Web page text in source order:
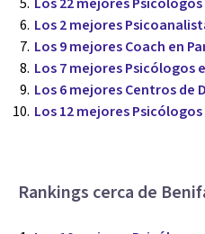
Los 2 mejores
Los 9 mejores Coach en
Los 7 mejores Psicólogos
Los 6 mejores Centros de
Los 12 mejores
Rankings cerca de